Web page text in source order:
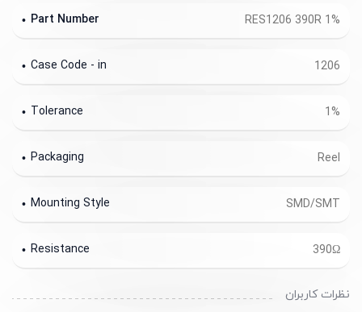
RES1206 390R 1%
Part Number
1206
Case Code - in
1%
Tolerance
Reel
Packaging
SMD/SMT
Mounting Style
390Ω
Resistance
نظرات کاربران